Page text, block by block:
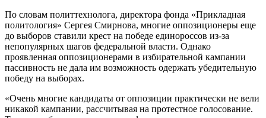
По словам политтехнолога, директора фонда «Прикладная
политология» Сергея Смирнова, многие оппозиционеры еще
до выборов ставили крест на победе единороссов из-за
непопулярных шагов федеральной власти. Однако
проявленная оппозиционерами в избирательной кампании
пассивность не дала им возможность одержать убедительную
победу на выборах.
«Очень многие кандидаты от оппозиции практически не вели
никакой кампании, рассчитывая на протестное голосование.